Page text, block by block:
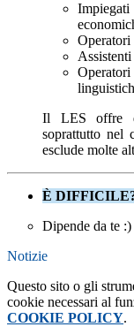
Operatori
Operatori
Il LES offre
soprattutto nel
esclude molte
È
Dipende da te :)
Notizie
Questo sito o gli
cookie necessari al
COOKIE POLICY.